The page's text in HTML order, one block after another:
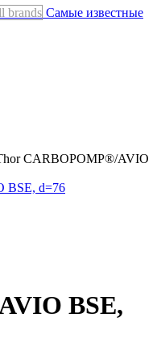
brands Самые известные
CARBOPOMP®/AVIO
BSE,